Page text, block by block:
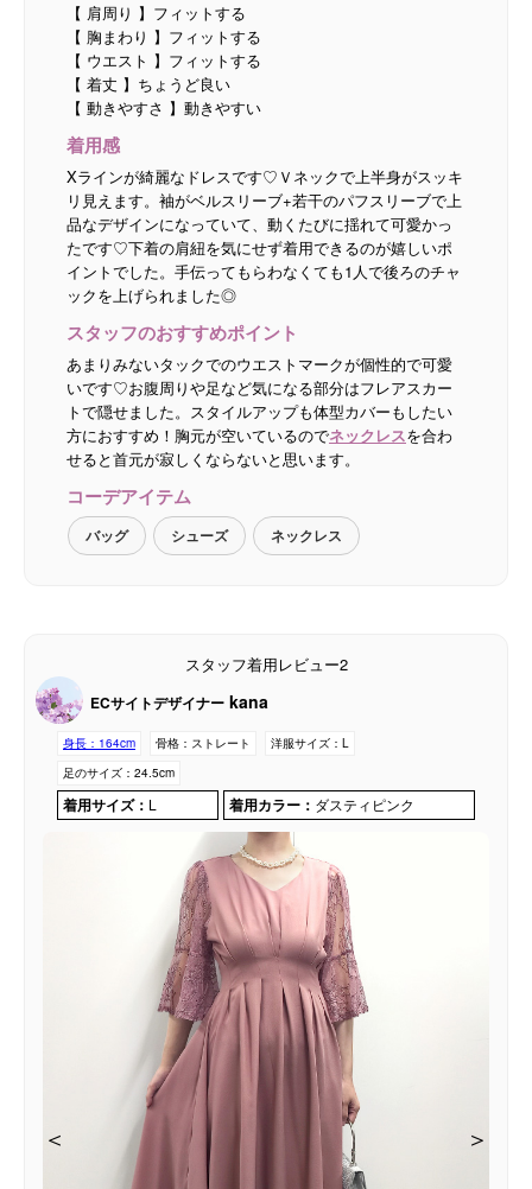
【 肩周り 】フィットする
【 胸まわり 】フィットする
【 ウエスト 】フィットする
【 着丈 】ちょうど良い
【 動きやすさ 】動きやすい
着用感
Xラインが綺麗なドレスです♡Ｖネックで上半身がスッキ
リ見えます。袖がベルスリーブ+若干のパフスリーブで上
品なデザインになっていて、動くたびに揺れて可愛かっ
たです♡下着の肩紐を気にせず着用できるのが嬉しいポ
イントでした。手伝ってもらわなくても1人で後ろのチャ
ックを上げられました◎
スタッフのおすすめポイント
あまりみないタックでのウエストマークが個性的で可愛
いです♡お腹周りや足など気になる部分はフレアスカー
トで隠せました。スタイルアップも体型カバーもしたい
方におすすめ！胸元が空いているのでネックレスを合わ
せると首元が寂しくならないと思います。
コーデアイテム
バッグ シューズ ネックレス
スタッフ着用レビュー2
ECサイトデザイナー kana
身長： 164cm 骨格： ストレート 洋服サイズ： L
足のサイズ： 24.5cm
着用サイズ： L 着用カラー： ダスティピンク
＜ ＞
＜ ＞
＜ ＞
＜ ＞